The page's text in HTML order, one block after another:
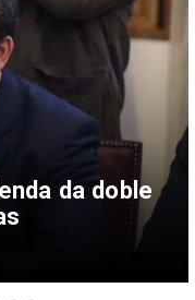
da doble